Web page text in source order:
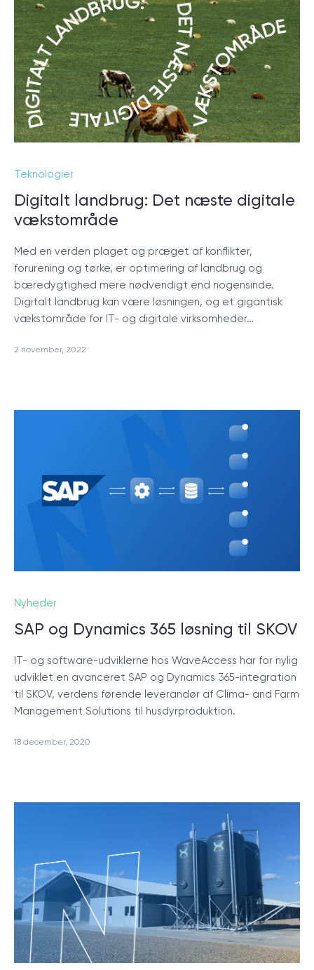
Teknologier
Digitalt landbrug: Det næste digitale
vækstområde
Med en verden plaget og præget af konflikter,
forurening og tørke, er optimering af landbrug og
bæredygtighed mere nødvendigt end nogensinde.
Digitalt landbrug kan være løsningen, og et gigantisk
vækstområde for IT- og digitale virksomheder…
2 november, 2022
Nyheder
SAP og Dynamics 365 løsning til SKOV
IT- og software-udviklerne hos WaveAccess har for nylig
udviklet en avanceret SAP og Dynamics 365-integration
til SKOV, verdens førende leverandør af Clima- and Farm
Management Solutions til husdyrproduktion.
18 december, 2020
հայերեն
English (UK)
Deutsch
Dansk
English
© 2000 – 2026 WaveAccess , All Rights Reserved.
Privatlivspolitik
Cookiedeklaration